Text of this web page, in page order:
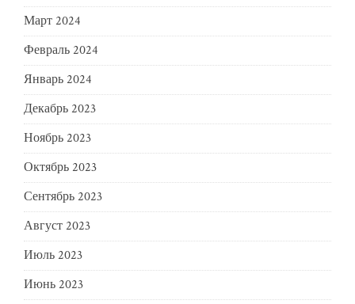
Март 2024
Февраль 2024
Январь 2024
Декабрь 2023
Ноябрь 2023
Октябрь 2023
Сентябрь 2023
Август 2023
Июль 2023
Июнь 2023